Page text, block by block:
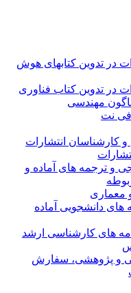
در تدوین کتابهای هوش
در تدوین کتاب فناوری
مهندسی
نت
و کارشناسان انتشارات
و ترجمه های آماده و
معماری
های دانشجویی آماده
های کارشناسی ارشد
و پژوهشی، سفارش